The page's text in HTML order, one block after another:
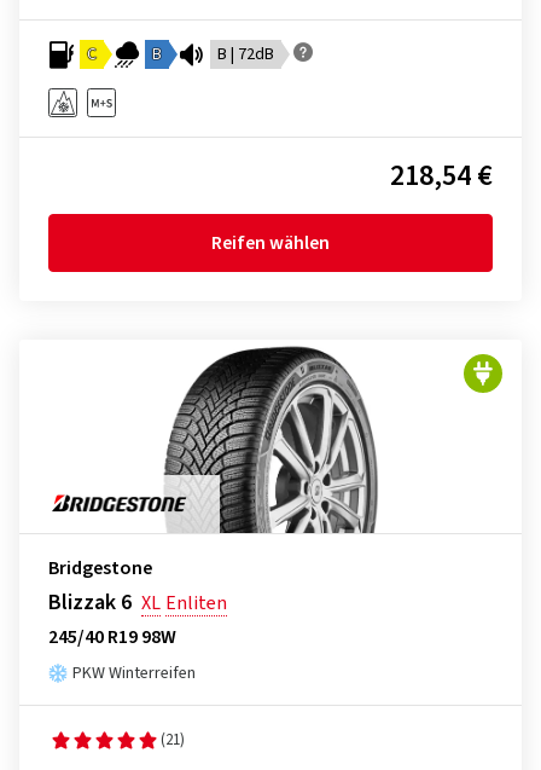
C B B | 72dB
218,54 €
Reifen wählen
Bridgestone
Blizzak 6 XL Enliten
245/40 R19 98W
PKW Winterreifen
(21)